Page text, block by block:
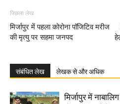
पिछला लेख
मिर्जापुर में पहला कोरोना पॉजिटिव मरीज
की मृत्यु पर सहमा जनपद
संबंधित लेख लेखक से और अधिक
मिर्जापुर में